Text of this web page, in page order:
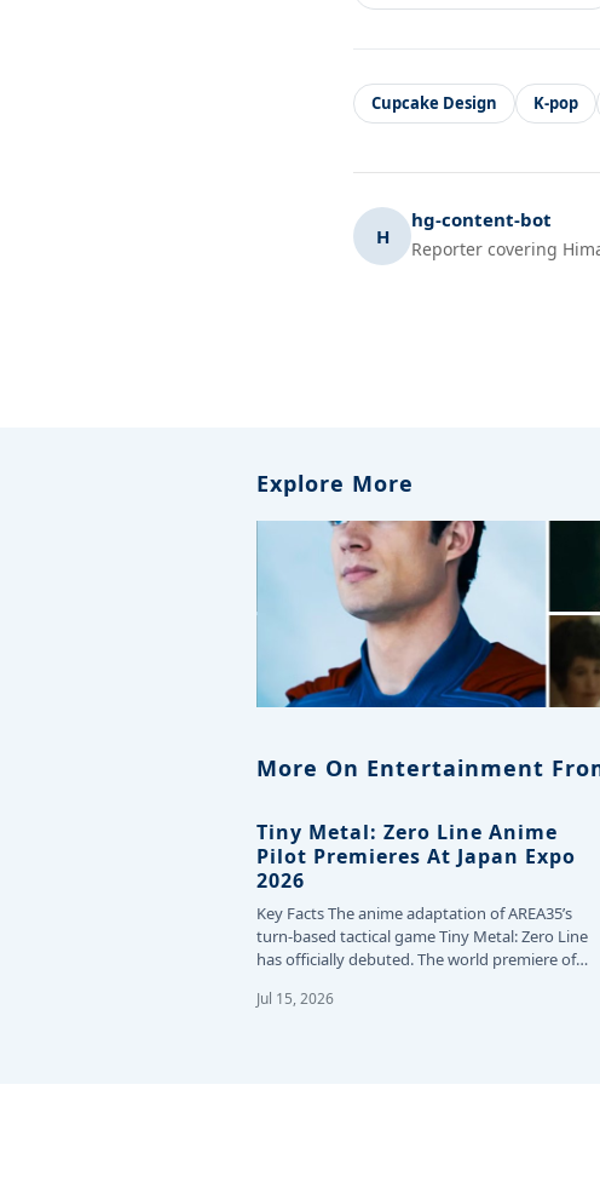
Cupcake Design K-pop
H
hg-content-bot
Reporter covering
Explore More
More On Entertainment
Tiny Metal: Zero Line Anime
Pilot Premieres At Japan Expo
2026
Key Facts The anime adaptation of AREA35’s
turn-based tactical game Tiny Metal: Zero Line
has officially debuted. The world premiere of
Jul 15, 2026